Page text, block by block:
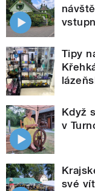
Tipy
Když
v
své